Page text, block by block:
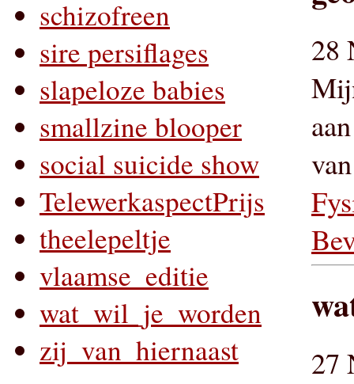
schizofreen
sire persiflages
slapeloze babies
smallzine blooper
social suicide show
TelewerkaspectPrijs
theelepeltje
vlaamse_editie
wat_wil_je_worden
zij_van_hiernaast
28
27